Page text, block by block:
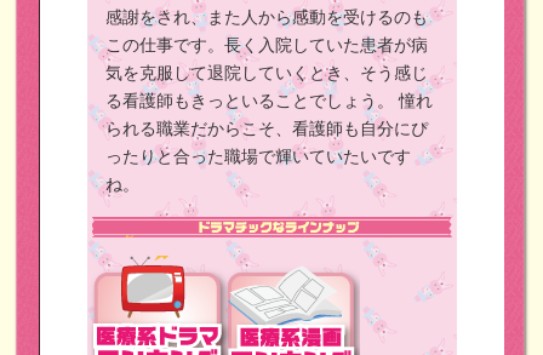
感謝をされ、また人から感動を受けるのも
この仕事です。長く入院していた患者が病
気を克服して退院していくとき、そう感じ
る看護師もきっといることでしょう。
憧れ
られる職業だからこそ、看護師も自分にぴ
ったりと合った職場で輝いていたいです
ね。